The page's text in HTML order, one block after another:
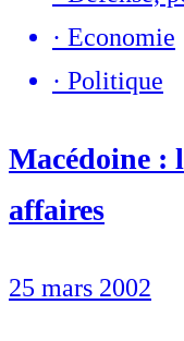
· Economie
· Politique
Macédoine :
affaires
25 mars 2002